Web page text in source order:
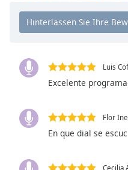
Chapters
Descriptions
off
selected
subtitles
Luis
Excelente
Flor
En que dial se
Cecilia